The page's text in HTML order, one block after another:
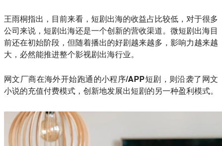
王雨桐指出，目前来看，短剧出海的收益占比较低，对于很多
公司来说，短剧出海还是一个创新的营收渠道。微短剧出海目
前还在初始阶段，但随着播出的好剧越来越多，影响力越来越
大，必然能推进整个影视剧出海行业。
网文厂商在海外开始跑通的小程序/APP短剧，则沿袭了网文
小说的充值付费模式，创新地发展出短剧的另一种盈利模式。